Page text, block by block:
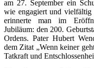
am 27. September ein
wie engagiert und vielfältig
erinnerte man im
Jubiläum: den 200.
Ordens. Pater Hubert
dem Zitat „Wenn keiner
Tatkraft und